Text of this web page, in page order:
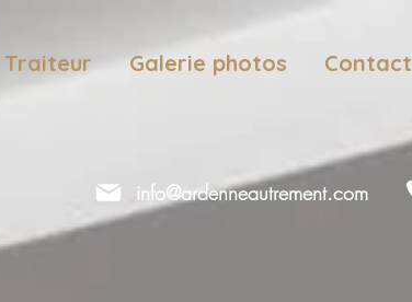
Traiteur Galerie photos Contact
info@ardenneautrement.com